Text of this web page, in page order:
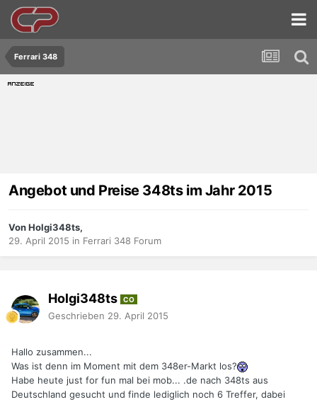
Ferrari 348
Angebot und Preise 348ts im Jahr 2015
Von Holgi348ts,
29. April 2015 in Ferrari 348 Forum
Holgi348ts CO
Geschrieben 29. April 2015
Hallo zusammen...
Was ist denn im Moment mit dem 348er-Markt los?
Habe heute just for fun mal bei mob... .de nach 348ts aus
Deutschland gesucht und finde lediglich noch 6 Treffer, dabei